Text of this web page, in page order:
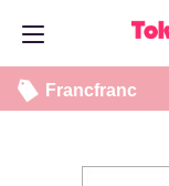
Francfranc